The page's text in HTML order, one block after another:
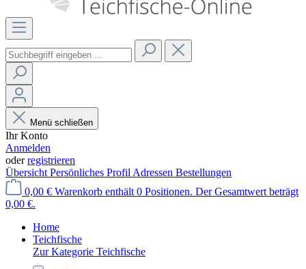
Menü schließen
Ihr Konto
Anmelden
oderregistrieren
Übersicht Persönliches Profil Adressen Bestellungen
0,00 € Warenkorb enthält 0 Positionen. Der Gesamtwert beträgt
0,00 €.
Home
Teichfische
Zur Kategorie Teichfische